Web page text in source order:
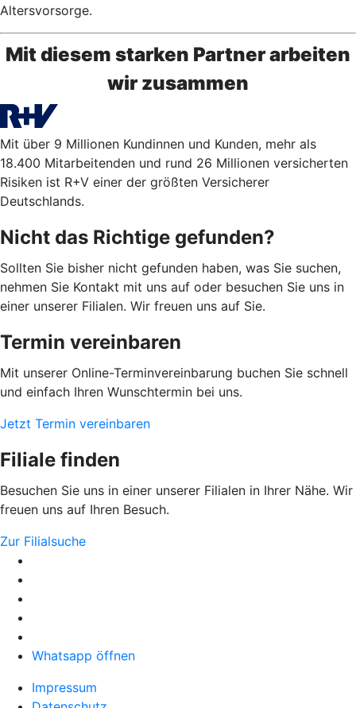
Altersvorsorge.
Mit diesem starken Partner arbeiten
wir zusammen
Mit über 9 Millionen Kundinnen und Kunden, mehr als
18.400 Mitarbeitenden und rund 26 Millionen versicherten
Risiken ist R+V einer der größten Versicherer
Deutschlands.
Nicht das Richtige gefunden?
Sollten Sie bisher nicht gefunden haben, was Sie suchen,
nehmen Sie Kontakt mit uns auf oder besuchen Sie uns in
einer unserer Filialen. Wir freuen uns auf Sie.
Termin vereinbaren
Mit unserer Online-Terminvereinbarung buchen Sie schnell
und einfach Ihren Wunschtermin bei uns.
Jetzt Termin vereinbaren
Filiale finden
Besuchen Sie uns in einer unserer Filialen in Ihrer Nähe. Wir
freuen uns auf Ihren Besuch.
Zur Filialsuche
Whatsapp öffnen
Impressum